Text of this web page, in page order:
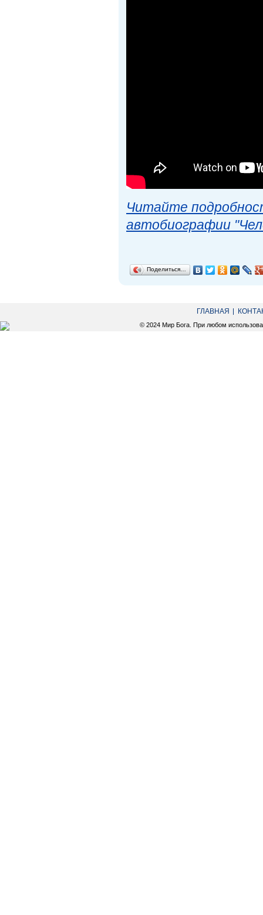
Читайте
автобиографии
Поделиться…
ГЛАВНАЯ
© 2024 Мир Бога. При любом